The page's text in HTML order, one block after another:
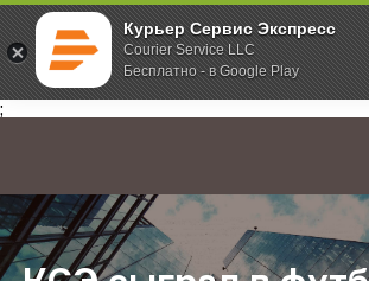
Курьер Сервис Экспресс
Courier Service LLC
Бесплатно - в Google Play
;
Главная О компании Новости КСЭ